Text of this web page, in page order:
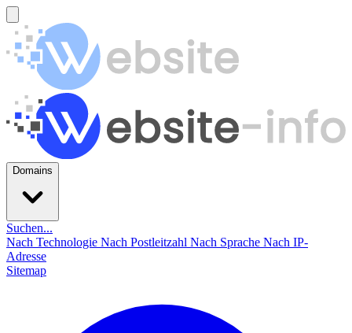
Domains
Suchen...
Nach Technologie Nach Postleitzahl Nach Sprache Nach IP-
Adresse
Sitemap